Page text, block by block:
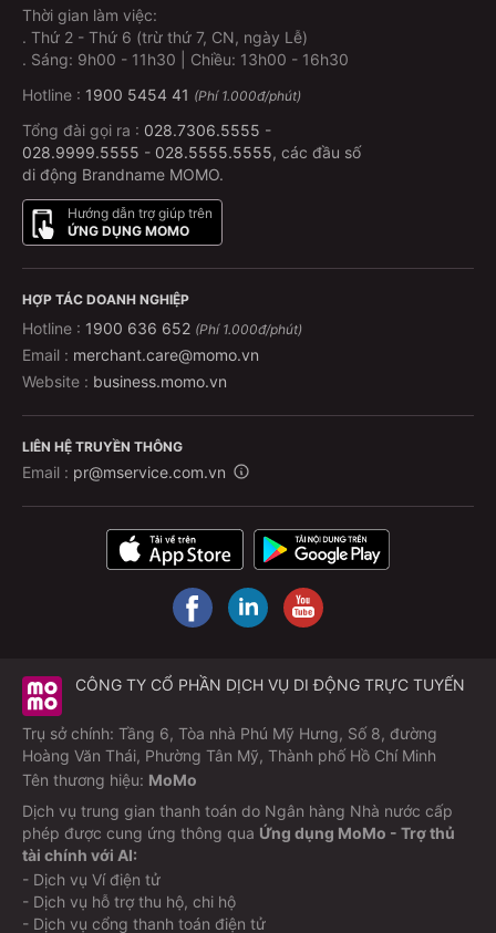
Thời gian làm việc:
. Thứ 2 - Thứ 6 (trừ thứ 7, CN, ngày Lễ)
. Sáng: 9h00 - 11h30 | Chiều: 13h00 - 16h30
Hotline : 1900 5454 41 (Phí 1.000đ/phút)
Tổng đài gọi ra : 028.7306.5555 -
028.9999.5555 - 028.5555.5555, các đầu số
di động Brandname MOMO.
Hướng dẫn trợ giúp trên
ỨNG DỤNG MOMO
HỢP TÁC DOANH NGHIỆP
Hotline : 1900 636 652 (Phí 1.000đ/phút)
Email : merchant.care@momo.vn
Website : business.momo.vn
LIÊN HỆ TRUYỀN THÔNG
Email : pr@mservice.com.vn
CÔNG TY CỔ PHẦN DỊCH VỤ DI ĐỘNG TRỰC TUYẾN
Trụ sở chính: Tầng 6, Tòa nhà Phú Mỹ Hưng, Số 8, đường
Hoàng Văn Thái, Phường Tân Mỹ, Thành phố Hồ Chí Minh
Tên thương hiệu: MoMo
Dịch vụ trung gian thanh toán do Ngân hàng Nhà nước cấp
phép được cung ứng thông qua Ứng dụng MoMo - Trợ thủ
tài chính với AI:
- Dịch vụ Ví điện tử
- Dịch vụ hỗ trợ thu hộ, chi hộ
- Dịch vụ cổng thanh toán điện tử